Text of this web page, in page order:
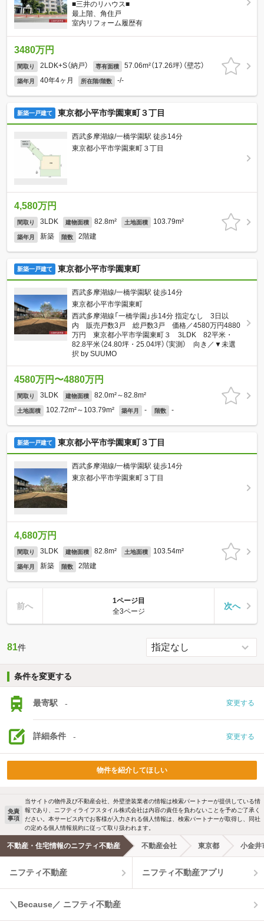
■三井のリハウス■
最上階、角住戸
室内リフォーム履歴有
3480万円
間取り 2LDK+S（納戸） 専有面積 57.06m²（17.26坪）（壁芯）
築年月 40年4ヶ月 所在階/階数 -/-
新築一戸建て 東京都小平市学園東町３丁目
西武多摩湖線/一橋学園駅 徒歩14分
東京都小平市学園東町３丁目
4,580万円
間取り 3LDK 建物面積 82.8m² 土地面積 103.79m²
築年月 新築 階数 2階建
新築一戸建て 東京都小平市学園東町
西武多摩湖線/一橋学園駅 徒歩14分
東京都小平市学園東町
西武多摩湖線「一橋学園」歩14分 指定なし 3日以
内 販売戸数3戸 総戸数3戸 価格／4580万円4880
万円 東京都小平市学園東町３ 3LDK 82平米・
82.8平米（24.80坪・25.04坪）（実測） 向き／▼未選
択 by SUUMO
4580万円〜4880万円
間取り 3LDK 建物面積 82.0m²～82.8m²
土地面積 102.72m²～103.79m² 築年月 - 階数 -
新築一戸建て 東京都小平市学園東町３丁目
西武多摩湖線/一橋学園駅 徒歩14分
東京都小平市学園東町３丁目
4,680万円
間取り 3LDK 建物面積 82.8m² 土地面積 103.54m²
築年月 新築 階数 2階建
前へ
1ページ目
全3ページ
次へ
81件
条件を変更する
最寄駅 - 変更する
詳細条件 - 変更する
物件を紹介してほしい
免責
事項
当サイトの物件及び不動産会社、外壁塗装業者の情報は検索パートナーが提供している情
報であり、ニフティライフスタイル株式会社は内容の責任を負わないことを予めご了承く
ださい。本サービス内でお客様が入力される個人情報は、検索パートナーが取得し、同社
の定める個人情報規約に従って取り扱われます。
不動産・住宅情報のニフティ不動産 不動産会社 東京都 小金井
ニフティ不動産 ニフティ不動産アプリ
＼Because／ ニフティ不動産